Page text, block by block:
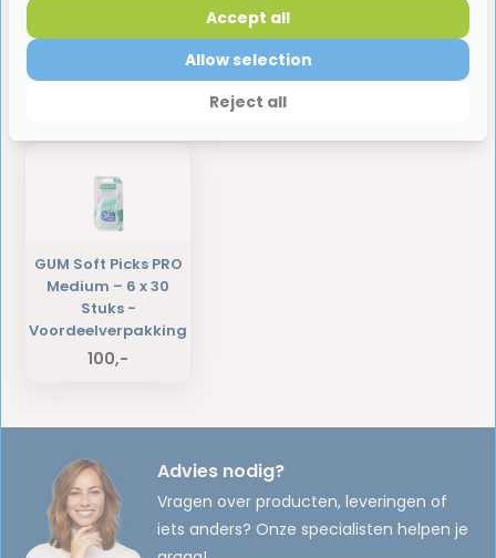
Laatst bekeken producten
GUM Soft Picks PRO
Medium – 6 x 30
Stuks -
Voordeelverpakking
100,-
Advies nodig?
Vragen over producten, leveringen of
iets anders? Onze specialisten helpen je
Reject all
Allow selection
Accept all